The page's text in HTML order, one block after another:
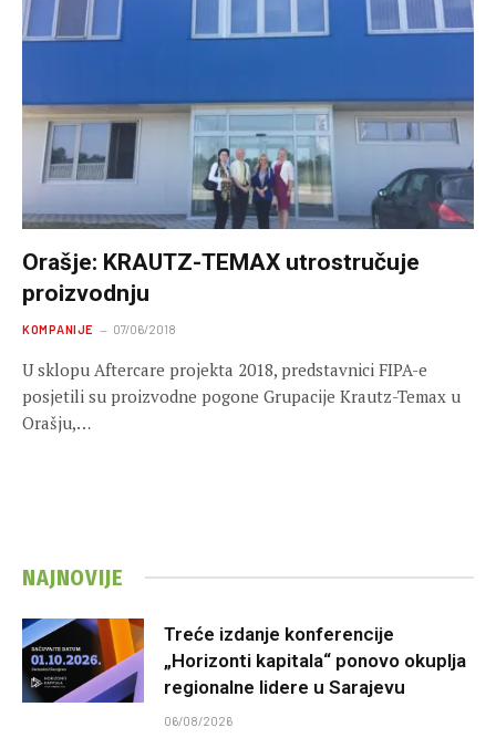
Orašje: KRAUTZ-TEMAX utrostručuje
proizvodnju
KOMPANIJE 07/06/2018
U sklopu Aftercare projekta 2018, predstavnici FIPA-e
posjetili su proizvodne pogone Grupacije Krautz-Temax u
Orašju,…
NAJNOVIJE
Treće izdanje konferencije
„Horizonti kapitala“ ponovo okuplja
regionalne lidere u Sarajevu
06/08/2026